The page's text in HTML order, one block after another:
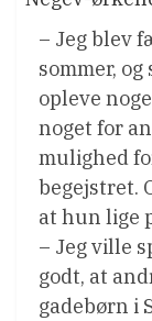
– Jeg blev
sommer,
opleve
noget for
mulighed
begejstret.
at hun lige
– Jeg ville
godt, at
gadebørn i